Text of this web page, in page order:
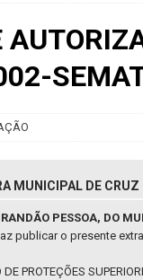
MUNICIPAL DE
PESSOA, DO
publicar o presente
PROTEÇÕES